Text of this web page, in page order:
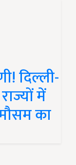
दिल्ली-
में
का